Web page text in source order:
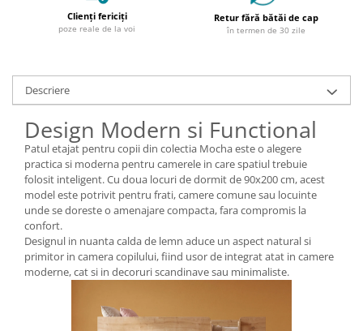
Clienți fericiți
poze reale de la voi
Retur fără bătăi de cap
în termen de 30 zile
Descriere
Design Modern si Functional
Patul etajat pentru copii din colectia Mocha este o alegere
practica si moderna pentru camerele in care spatiul trebuie
folosit inteligent. Cu doua locuri de dormit de 90x200 cm, acest
model este potrivit pentru frati, camere comune sau locuinte
unde se doreste o amenajare compacta, fara compromis la
confort.
Designul in nuanta calda de lemn aduce un aspect natural si
primitor in camera copilului, fiind usor de integrat atat in camere
moderne, cat si in decoruri scandinave sau minimaliste.